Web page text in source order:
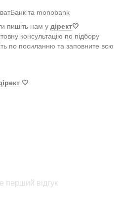
та monobank
пишіть нам у дірект🤍
консультацію по підбору
по посиланню та заповните всю
🤍
перший відгук